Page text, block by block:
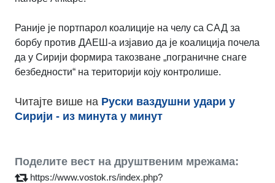
Раније је портпарол коалиције на челу са САД за
борбу против ДАЕШ-а изјавио да је коалиција почела
да у Сирији формира такозване „пограничне снаге
безбедности“ на територији коју контролише.
Читајте више на Руски ваздушни удари у
Сирији - из минута у минут
Поделите вест на друштвеним мрежама:
https://www.vostok.rs/index.php?